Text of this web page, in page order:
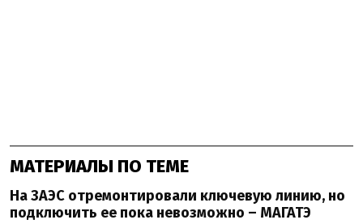
МАТЕРИАЛЫ ПО ТЕМЕ
На ЗАЭС отремонтировали ключевую линию, но
подключить ее пока невозможно – МАГАТЭ